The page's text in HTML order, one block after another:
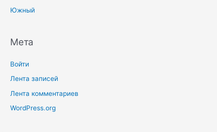
Южный
Мета
Войти
Лента записей
Лента комментариев
WordPress.org